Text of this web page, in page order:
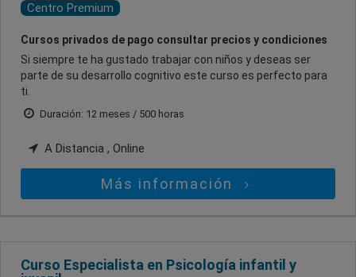
Centro Premium
Cursos privados de pago consultar precios y condiciones
Si siempre te ha gustado trabajar con niños y deseas ser
parte de su desarrollo cognitivo este curso es perfecto para
ti.
Duración: 12 meses / 500 horas
A Distancia , Online
Más información
Curso Especialista en Psicología infantil y